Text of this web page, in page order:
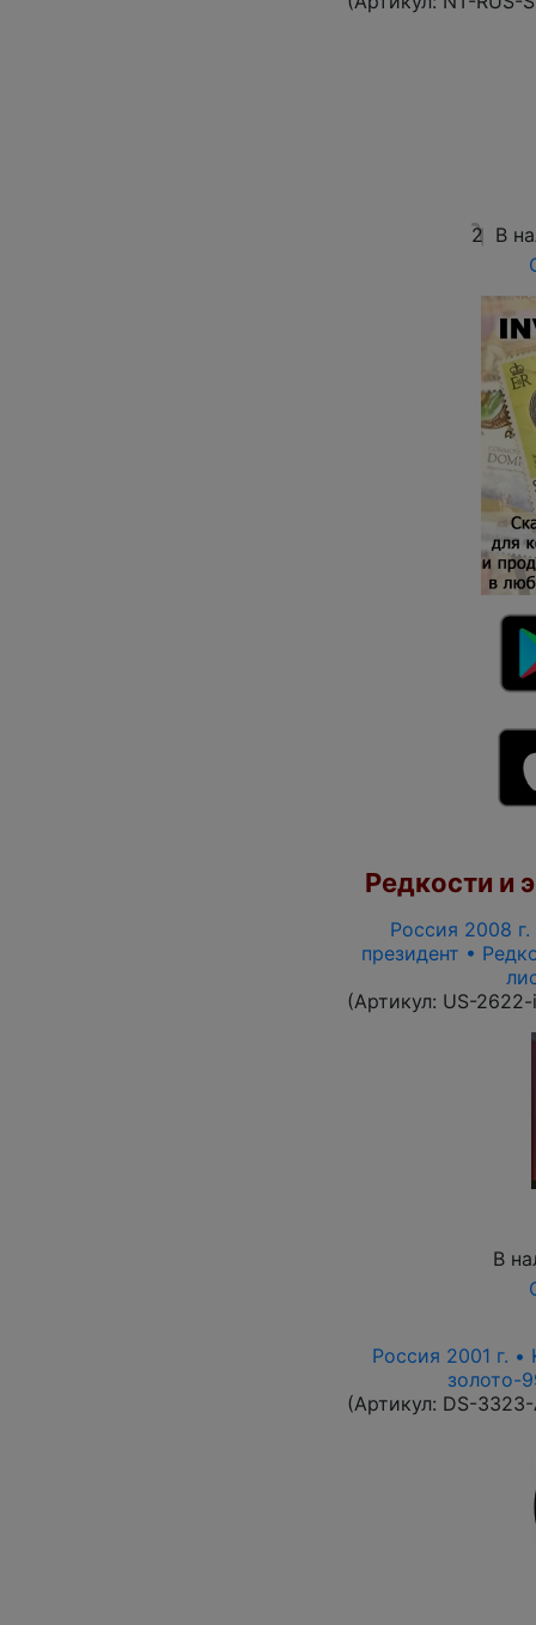
2 В
Редкости и
Россия 2008
президент •
(Артикул: US-
В
Россия 2001 г.
золото-
(Артикул: DS-